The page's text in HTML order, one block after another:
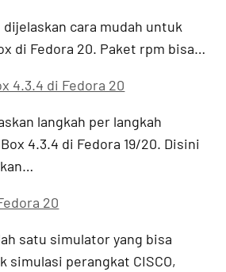
cara mudah untuk
di Fedora 20. Paket rpm bisa…
4.3.4 di Fedora 20
langkah per langkah
4.3.4 di Fedora 19/20. Disini
20
satu simulator yang bisa
simulasi perangkat CISCO,